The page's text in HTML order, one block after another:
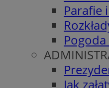
Parafie
Jak